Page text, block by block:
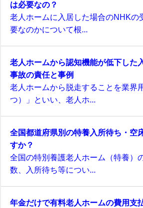
は必要なの？
老人ホームに入居した場合のNHKの
要なのかについて根...
老人ホームから認知機能が低下し
事故の責任と事例
老人ホームから脱走することを業界
つ）」といい、老人ホ...
全国都道府県別の特養入所待ち・空
すか？
全国の特別養護老人ホーム（特養）
数、入所待ち等につい...
年金だけで有料老人ホームの費用支